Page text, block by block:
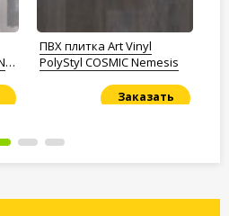
ПВХ плитка Art Vinyl
PolyStyl COSMIC Nemesis
Заказать